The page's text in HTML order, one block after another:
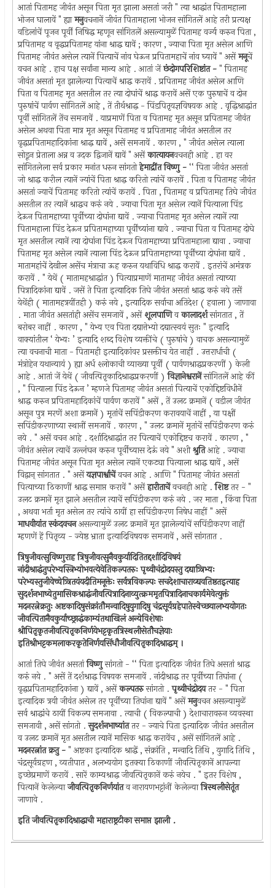
आतां पितामह जीवंत असून पिता मृत झाला असतां जरी " त्या श्राद्धांत पितामहाला
भोजन घालावें " ह्यामनुवचनानें जीवंत पितामहाला भोजन सांगितलें आहे तरी प्रत्यक्ष
वडिलांचें पूजन पूर्वीं निषिद्ध म्हणून सांगितलें असल्यामुळें पितामह वर्ज्य करुन पिता ,
प्रपितामह व वृद्धप्रपितामह यांना श्राद्ध द्यावें ; कारण , ज्याचा पिता मृत असेल आणि
पितामह जीवंत असेल त्यानें पित्याचें नांव घेऊन प्रपितामहाचें नांव घ्यावें " असेंमनूचें
वचन आहे . हाच पक्ष सर्वांना मान्य आहे . आतां जेंछंदोगपरिशिष्टांत -" पितामह
जीवंत असतां मृत झालेल्या पित्याचें श्राद्ध करावें . प्रपितामह जीवंत असेल आणि
पिता व पितामह मृत असतील तर त्या दोघांचें श्राद्ध करावें असें एक पुरुषाचें व दोन
पुरुषांचें पार्वण सांगितलें आहे , तें तीर्थश्राद्ध - पिंडपितृयज्ञविषयक आहे . वृद्धिश्राद्धांत
पूर्वीं सांगितलें तेंच समजावें . याप्रमाणें पिता व पितामह मृत असून प्रपितामह जीवंत
असेल अथवा पिता मात्र मृत असून पितामह व प्रपितामाह जीवंत असतील तर
वृद्धप्रपितामहादिकांना श्राद्ध द्यावें , असें समजावें . कारण , " जीवंत असेल त्याला
सोडून प्रेताला अन्न व उदक द्विजानें द्यावें " असेंकात्यायनवचनही आहे . हा वर
सांगितलेला सर्व प्रकार मनांत धरुन सांगतोहेमाद्रींत विष्णु -‘‘ पिता जीवंत असतां
जो श्राद्ध करील त्यानें ज्यांचें पिता श्राद्ध करितो त्यांचें करावें . पिता व पितामह जीवंत
असतां ज्याचें पितामह करितो त्यांचें करावें . पिता , पितामह व प्रपितामह तिघे जीवंत
असतील तर त्यानें श्राद्धच करुं नये . ज्याचा पिता मृत असेल त्यानें पित्याला पिंड
देऊन पितामहाच्या पूर्वीच्या दोघांना द्यावें . ज्याचा पितामह मृत असेल त्यानें त्या
पितामहाला पिंड देऊन प्रपितामहाच्या पूर्वींच्यांना द्यावे . ज्याचा पिता व पितामह दोघे
मृत असतील त्यानें त्या दोघांना पिंड देऊन पितामहाच्या प्रपितामहाला द्यावा . ज्याचा
पितामह मृत असेल त्यानें त्याला पिंड देऊन प्रपितामहाच्या पूर्वींच्या दोघांना द्यावें .
मातामहांचें देखील असेंच मंत्राचा ऊह करुन यथाविधि श्राद्ध करावें . इतरांचें अमंत्रक
करावें . " येथें ( मातामहश्राद्धांत ) पित्याप्रमाणें मातामह जीवंत असतां त्याच्या
पित्रादिकांना द्यावें . जसें ते पिता इत्यादिक तिघे जीवंत असतां श्राद्ध करुं नये तसें
येथेंही ( मातामहत्रयींतही ) करुं नये , इत्यादिक सर्वाचा अतिदेश ( हवाला ) जाणावा
. माता जीवंत असतांही असेंच समजावें , असेंशूलपाणिवकालादर्शसांगतात , तें
बरोबर नाहीं . कारण , " येभ्य एव पिता दद्यात्तेभ्यो दद्यात्स्वयं सुतः " इत्यादि
वाक्यांतील ‘ येभ्यः ’ इत्यादि शब्द विशेष व्यक्तींचे ( पुरुषांचे ) वाचक असल्यामुळें
त्या वचनाची माता - पितामही इत्यादिकांवर प्रसक्तीच येत नाहीं . उत्तरार्धाची (
मंत्रोहेन यथान्यायं ) ह्या अर्ध श्लोकाची व्याख्या पूर्वीं ( पार्वणश्राद्धप्रकरणीं ) केली
आहे . आतां जें येथें ( जीवत्पितृकादिश्राद्धप्रकरणीं )विज्ञानेश्वरानेंसांगितलें आहे कीं
, " पित्याला पिंड देऊन ’ म्हणजे पितामह जीवंत असतां पित्याचें एकोद्दिष्टविधीनें
श्राद्ध करुन प्रपितामहादिकांचें पार्वण करावें " असें , तें उलट क्रमानें ( वडील जीवंत
असून पुत्र मरणें अशा क्रमानें ) मृतांचें सपिंडीकरण करावयाचें नाहीं , या पक्षीं
सपिंडीकरणाच्या स्थानीं समजावें . कारण , " उलट क्रमानें मृतांचें सपिंडीकरण करुं
नये . " असें वचन आहे . दर्शादिश्राद्धांत तर पित्याचें एकोद्दिष्टच करावें . कारण , "
जीवंत असेल त्याचें उल्लंघन करुन पूर्वीच्यास देऊं नये " अशीश्रुतिआहे . ज्याचा
पितामह जीवंत असून पिता मृत असेल त्यानें एकट्या पित्याला श्राद्ध द्यावें , असें
विद्वान् सांगतात . " असेंयज्ञपार्श्वाचेंवचन आहे . आणि " पितामह जीवंत असतां
पित्याच्या ठिकाणीं श्राद्ध समाप्त करावें " असेंहारीताचेंवचनही आहे .शिष्टतर - "
उलट क्रमानें मृत झाले असतील त्याचें सपिंडीकरण करुं नये . जर माता , किंवा पिता
, अथवा भर्ता मृत असेल तर त्यांचे ठायीं हा सपिंडीकरण निषेध नाहीं " असें
माधवीयांत स्कंदवचनअसल्यामुळें उलट क्रमानें मृत झालेल्यांचें सपिंडीकरण नाहीं
म्हणणें हें पितृव्य - ज्येष्ठ भ्राता इत्यादिविषयक समजावें , असें सांगतात .
त्रिषुजीवत्सुविष्णुराह त्रिषुजीवत्सुनैवकुर्यादितितद्दर्शादिविषयं
नांदीश्राद्धंतुपरेभ्यस्त्रिभ्योभवत्येवेतिकल्पतरुः पृथ्वीचंद्रोदयस्तु दद्यात्र्त्रिभ्यः
परेभ्यस्तुजीवेच्चेत्र्त्रितयंयदीतिमनूक्तेः सर्वत्रविकल्पः सचदेशाचाराव्द्यवतिष्ठतइत्याह
सुदर्शनभाष्येतुमासिकश्राद्धंजीवत्पित्रादिनाव्युत्क्रममृतपित्रादिनाचकार्यमेवेत्युक्तं
मदनरत्नेक्रतुः अष्टकादिषुसंक्रांतौमन्वादिषुयुगादिषु चंद्रसूर्यग्रहेपातेस्वेच्छयालभ्ययोगतः
जीवत्पितानैवकुर्याच्छ्राद्धंकाम्यंतथाखिलं अन्येविशेषाः
श्रीपितृकृतजीवत्पितृकनिर्णयेभट्टकृतत्रिस्थलीसेतौचज्ञेयाः
इतिश्रीभट्टकमलाकरकृतेनिर्णयसिंधौजीवत्पितृकादिश्राद्धम् ।
आतां तिघे जीवंत असतांविष्णुसांगतो - ‘‘ पिता इत्यादिक जीवंत तिघे असतां श्राद्ध
करुं नये . " असें तें दर्शश्राद्ध विषयक समजावें . नांदीश्राद्ध तर पूर्वीच्या तिघांना (
वृद्धप्रपितामहादिकांना ) द्यावें , असेंकल्पतरुसांगतो .पृथ्वीचंद्रोदयतर - " पिता
इत्यादिक त्रयी जीवंत असेल तर पूर्वींच्या तिघांना द्यावें " असेंमनुवचन असल्यामुळें
सर्व श्राद्धांचे ठायीं विकल्प समजावा . त्याची ( विकल्पाची ) देशाचारावरुन व्यवस्था
समजावी , असें सांगतो .सुदर्शनभाष्यांततर - ज्याचे पिता इत्यादिक जीवंत असतील
व उलट क्रमानें मृत असतील त्यानें मासिक श्राद्ध करावेंच , असें सांगितलें आहे .
मदनरत्नांत क्रतु -" अष्टका इत्यादिक श्राद्धें , संक्रांति , मन्वादि तिथि , युगादि तिथि ,
चंद्रसूर्यग्रहण , व्यतीपात , अलभ्ययोग इतक्या ठिकाणीं जीवत्पितृकानें आपल्या
इच्छेप्रमाणें करावें . सारें काम्यश्राद्ध जीवत्पितृकानें करुं नयेच . " इतर विशेष ,
पित्यानें केलेल्याजीवत्पितृकनिर्णयांतव नारायणभट्टांनीं केलेल्यात्रिस्थलीसेतूंत
जाणावे .
इति जीवत्पितृकादिश्राद्धाची महाराष्ट्रटीका समाप्त झाली .